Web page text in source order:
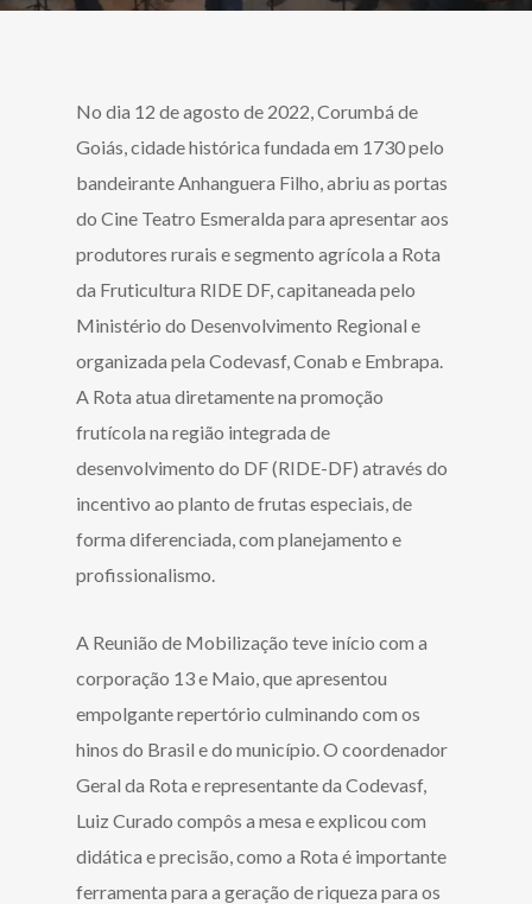
No dia 12 de agosto de 2022, Corumbá de
Goiás, cidade histórica fundada em 1730 pelo
bandeirante Anhanguera Filho, abriu as portas
do Cine Teatro Esmeralda para apresentar aos
produtores rurais e segmento agrícola a Rota
da Fruticultura RIDE DF, capitaneada pelo
Ministério do Desenvolvimento Regional e
organizada pela Codevasf, Conab e Embrapa.
A Rota atua diretamente na promoção
frutícola na região integrada de
desenvolvimento do DF (RIDE-DF) através do
incentivo ao planto de frutas especiais, de
forma diferenciada, com planejamento e
profissionalismo.
A Reunião de Mobilização teve início com a
corporação 13 e Maio, que apresentou
empolgante repertório culminando com os
hinos do Brasil e do município. O coordenador
Geral da Rota e representante da Codevasf,
Luiz Curado compôs a mesa e explicou com
didática e precisão, como a Rota é importante
ferramenta para a geração de riqueza para os